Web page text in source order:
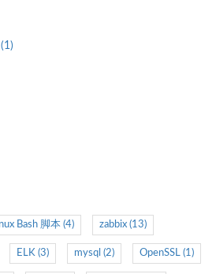
(1)
Bash 脚本 (4) zabbix (13)
ELK (3) mysql (2) OpenSSL (1)